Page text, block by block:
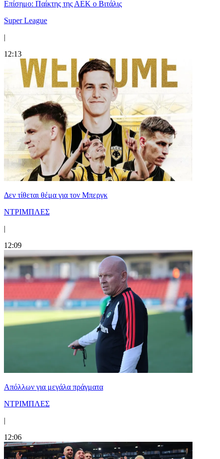
Επίσημο: Παίκτης της ΑΕΚ ο Βιτάλις
Super League
|
12:13
Δεν τίθεται θέμα για τον Μπεργκ
ΝΤΡΙΜΠΛΕΣ
|
12:09
Απόλλων για μεγάλα πράγματα
ΝΤΡΙΜΠΛΕΣ
|
12:06